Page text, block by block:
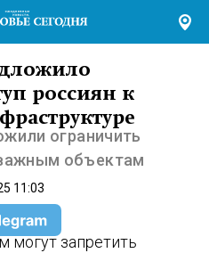
россиян к
ограничить
объектам
11:03
могут запретить